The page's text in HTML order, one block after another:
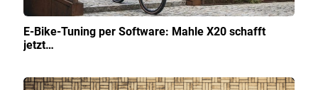
E-Bike-Tuning per Software: Mahle X20 schafft
jetzt…